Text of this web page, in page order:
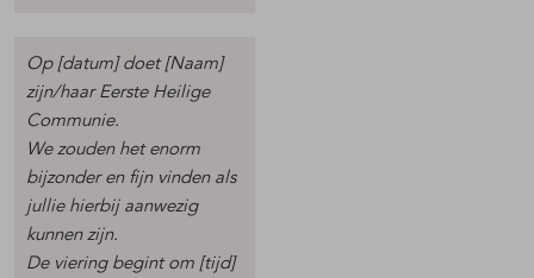
Op [datum] doet [Naam]
zijn/haar Eerste Heilige
Communie.
We zouden het enorm
bijzonder en fijn vinden als
jullie hierbij aanwezig
kunnen zijn.
De viering begint om [tijd]